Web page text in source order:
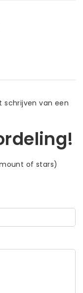
schrijven van een
of stars)